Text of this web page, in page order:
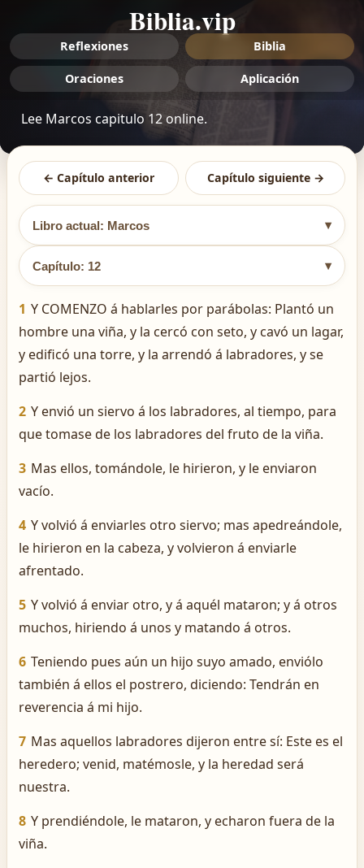
Biblia.vip
Reflexiones Biblia
Oraciones Aplicación
Lee Marcos capitulo 12 online.
← Capítulo anterior Capítulo siguiente →
Libro actual: Marcos ▾
Capítulo: 12 ▾
1 Y COMENZO á hablarles por parábolas: Plantó un
hombre una viña, y la cercó con seto, y cavó un lagar,
y edificó una torre, y la arrendó á labradores, y se
partió lejos.
2 Y envió un siervo á los labradores, al tiempo, para
que tomase de los labradores del fruto de la viña.
3 Mas ellos, tomándole, le hirieron, y le enviaron
vacío.
4 Y volvió á enviarles otro siervo; mas apedreándole,
le hirieron en la cabeza, y volvieron á enviarle
afrentado.
5 Y volvió á enviar otro, y á aquél mataron; y á otros
muchos, hiriendo á unos y matando á otros.
6 Teniendo pues aún un hijo suyo amado, enviólo
también á ellos el postrero, diciendo: Tendrán en
reverencia á mi hijo.
7 Mas aquellos labradores dijeron entre sí: Este es el
heredero; venid, matémosle, y la heredad será
nuestra.
8 Y prendiéndole, le mataron, y echaron fuera de la
viña.